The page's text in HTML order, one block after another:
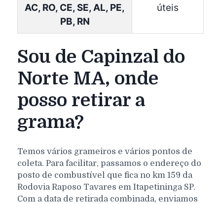
AC, RO, CE, SE, AL, PE,
PB, RN
úteis
Sou de Capinzal do
Norte MA, onde
posso retirar a
grama?
Temos vários grameiros e vários pontos de
coleta. Para facilitar, passamos o endereço do
posto de combustível que fica no km 159 da
Rodovia Raposo Tavares em Itapetininga SP.
Com a data de retirada combinada, enviamos